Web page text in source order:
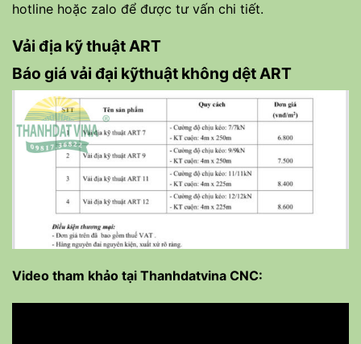
hotline hoặc zalo để được tư vấn chi tiết.
Vải địa kỹ thuật ART
Báo giá vải đại kỹthuật không dệt ART
Video tham khảo tại Thanhdatvina CNC: